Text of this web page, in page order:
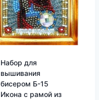
Набор для
вышивания
бисером Б-15
Икона с рамой из